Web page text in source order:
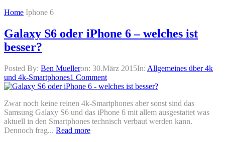
Home Iphone 6
Galaxy S6 oder iPhone 6 – welches ist
besser?
Posted By: Ben Muelleron: 30.März 2015In: Allgemeines über 4k
und 4k-Smartphones1 Comment
Zwar noch keine reinen 4k-Smartphones aber sonst sind das
Samsung Galaxy S6 und das iPhone 6 mit allem ausgestattet was
aktuell in den Smartphones technisch verbaut werden kann.
Dennoch frag... Read more